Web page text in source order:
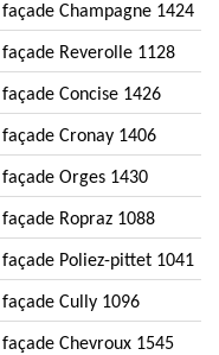
Champagne 1424
Reverolle 1128
Concise 1426
Cronay 1406
Orges 1430
Ropraz 1088
Poliez-pittet 1041
Cully 1096
Chevroux 1545